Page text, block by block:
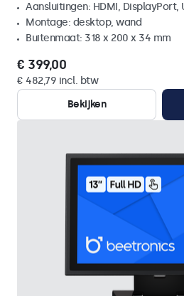
Aansluitingen: HDMI, DisplayPort,
Montage: desktop, wand
Buitenmaat: 318 x 200 x 34 mm
€ 399,00
€ 482,79 incl. btw
Bekijken